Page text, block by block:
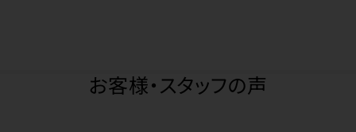
お客様・スタッフの声